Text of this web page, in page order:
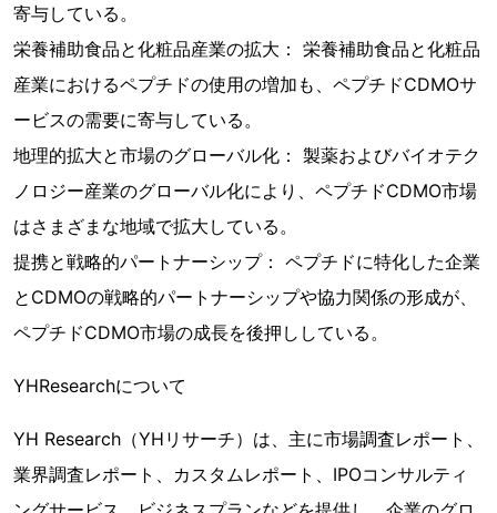
寄与している。
栄養補助食品と化粧品産業の拡大： 栄養補助食品と化粧品
産業におけるペプチドの使用の増加も、ペプチドCDMOサ
ービスの需要に寄与している。
地理的拡大と市場のグローバル化： 製薬およびバイオテク
ノロジー産業のグローバル化により、ペプチドCDMO市場
はさまざまな地域で拡大している。
提携と戦略的パートナーシップ： ペプチドに特化した企業
とCDMOの戦略的パートナーシップや協力関係の形成が、
ペプチドCDMO市場の成長を後押ししている。
YHResearchについて
YH Research（YHリサーチ）は、主に市場調査レポート、
業界調査レポート、カスタムレポート、IPOコンサルティ